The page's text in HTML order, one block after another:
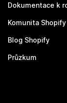
Dokumentace k
Komunita Shopify
Blog Shopify
Průzkum